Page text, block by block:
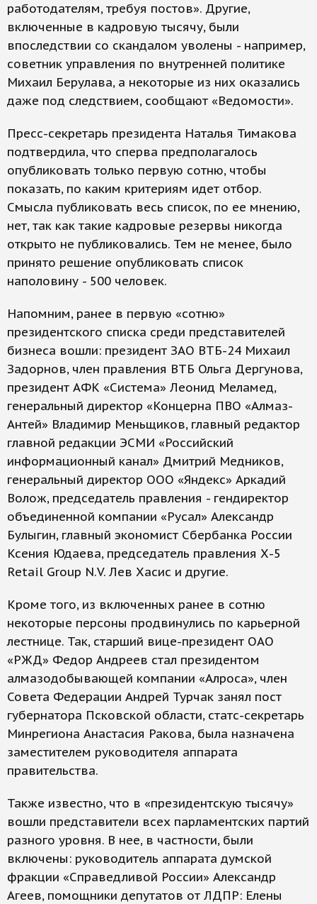
работодателям, требуя постов». Другие,
включенные в кадровую тысячу, были
впоследствии со скандалом уволены - например,
советник управления по внутренней политике
Михаил Берулава, а некоторые из них оказались
даже под следствием, сообщают «Ведомости».
Пресс-секретарь президента Наталья Тимакова
подтвердила, что сперва предполагалось
опубликовать только первую сотню, чтобы
показать, по каким критериям идет отбор.
Смысла публиковать весь список, по ее мнению,
нет, так как такие кадровые резервы никогда
открыто не публиковались. Тем не менее, было
принято решение опубликовать список
наполовину - 500 человек.
Напомним, ранее в первую «сотню»
президентского списка среди представителей
бизнеса вошли: президент ЗАО ВТБ-24 Михаил
Задорнов, член правления ВТБ Ольга Дергунова,
президент АФК «Система» Леонид Меламед,
генеральный директор «Концерна ПВО «Алмаз-
Антей» Владимир Меньщиков, главный редактор
главной редакции ЭСМИ «Российский
информационный канал» Дмитрий Медников,
генеральный директор ООО «Яндекс» Аркадий
Волож, председатель правления - гендиректор
объединенной компании «Русал» Александр
Булыгин, главный экономист Сбербанка России
Ксения Юдаева, председатель правления Х-5
Retail Group N.V. Лев Хасис и другие.
Кроме того, из включенных ранее в сотню
некоторые персоны продвинулись по карьерной
лестнице. Так, старший вице-президент ОАО
«РЖД» Федор Андреев стал президентом
алмазодобывающей компании «Алроса», член
Совета Федерации Андрей Турчак занял пост
губернатора Псковской области, статс-секретарь
Минрегиона Анастасия Ракова, была назначена
заместителем руководителя аппарата
правительства.
Также известно, что в «президентскую тысячу»
вошли представители всех парламентских партий
разного уровня. В нее, в частности, были
включены: руководитель аппарата думской
фракции «Справедливой России» Александр
Агеев, помощники депутатов от ЛДПР: Елены